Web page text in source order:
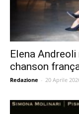
Elena
chanson
Redazione - 20 Aprile